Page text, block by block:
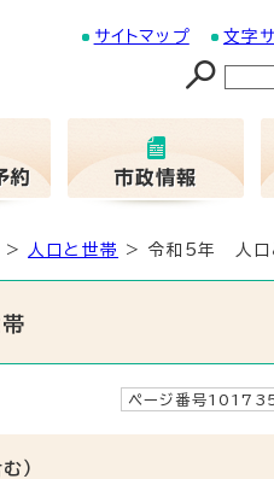
サイトマップ 文字
> 人口と世帯 > 令和5年 人口
ページ番号
）